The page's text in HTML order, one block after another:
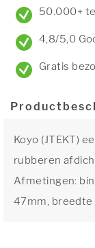
50.000+
4,8/5,0
Gratis
Koyo (JTEKT)
rubberen
Afmetingen:
47mm, breedte